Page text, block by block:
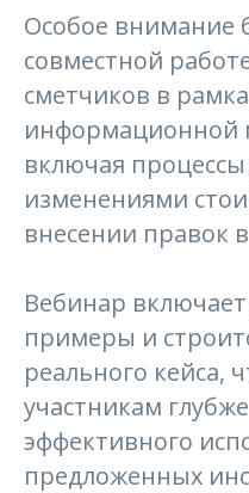
Особое внимание
совместной
сметчиков в
информационной
включая
изменениями
внесении правок
Вебинар
примеры и
реального кейса,
участникам
эффективного
предложенных